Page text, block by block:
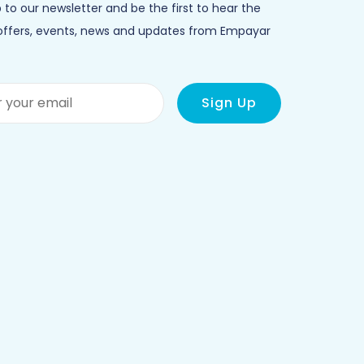
to our newsletter and be the first to hear the
events, news and updates from Empayar